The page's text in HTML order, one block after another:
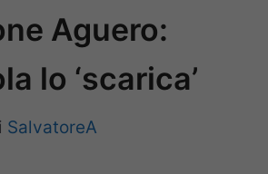
Aguero:
lo ‘scarica’
SalvatoreA